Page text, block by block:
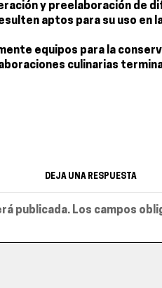
y preelaboración de
aptos para su uso en
equipos para la
culinarias
DEJA UNA RESPUESTA
publicada. Los campos